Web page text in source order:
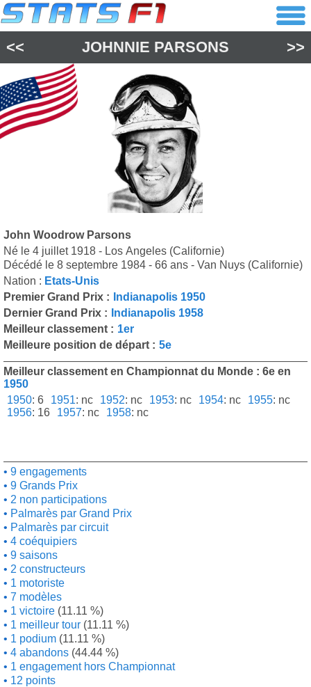
<< JOHNNIE PARSONS >>
John Woodrow Parsons
Né le 4 juillet 1918 - Los Angeles (Californie)
Décédé le 8 septembre 1984 - 66 ans - Van Nuys (Californie)
Nation : Etats-Unis
Premier Grand Prix :
Indianapolis 1950
Dernier Grand Prix :
Indianapolis 1958
Meilleur classement : 1er
Meilleure position de départ : 5e
Meilleur classement en Championnat du Monde : 6e en
1950
1950: 6 1951: nc 1952: nc 1953: nc 1954: nc 1955: nc
1956: 16 1957: nc 1958: nc
9 engagements
9 Grands Prix
2 non participations
Palmarès par Grand Prix
Palmarès par circuit
4 coéquipiers
9 saisons
2 constructeurs
1 motoriste
7 modèles
1 victoire (11.11 %)
1 meilleur tour (11.11 %)
1 podium (11.11 %)
4 abandons (44.44 %)
1 engagement hors Championnat
12 points